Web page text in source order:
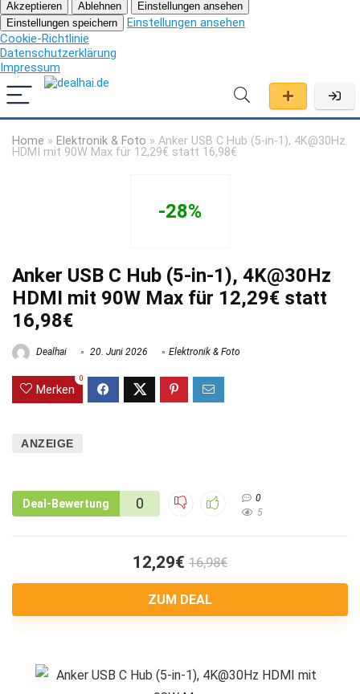
Akzeptieren Ablehnen
Einstellungen ansehen
Einstellungen speichern
Einstellungen ansehen
Cookie-Richtlinie
Datenschutzerklärung
Impressum
Home » Elektronik & Foto » Anker USB C Hub (5-in-1), 4K@30Hz
HDMI mit 90W Max für 12,29€ statt 16,98€
-28%
Anker USB C Hub (5-in-1), 4K@30Hz
HDMI mit 90W Max für 12,29€ statt
16,98€
Dealhai 20. Juni 2026 Elektronik & Foto
Merken
0
ANZEIGE
Deal-Bewertung 0
0
5
12,29€ 16,98€
ZUM DEAL